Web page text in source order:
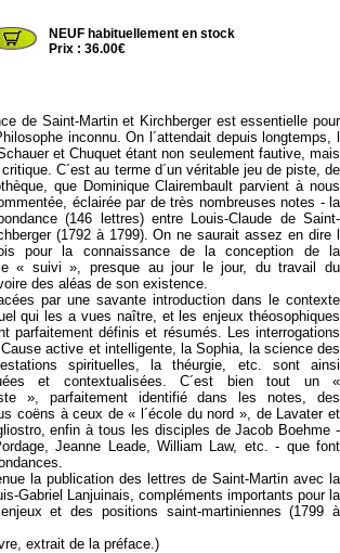
NEUF habituellement en stock
Prix : 36.00€
de Saint-Martin et Kirchberger est essentielle pour
inconnu. On l´attendait depuis longtemps, l
et Chuquet étant non seulement fautive, mais
C´est au terme d´un véritable jeu de piste, de
que Dominique Clairembault parvient à nous
éclairée par de très nombreuses notes - la
(146 lettres) entre Louis-Claude de Saint-
(1792 à 1799). On ne saurait assez en dire l
pour la connaissance de la conception de la
« suivi », presque au jour le jour, du travail du
des aléas de son existence.
par une savante introduction dans le contexte
qui les a vues naître, et les enjeux théosophiques
parfaitement définis et résumés. Les interrogations
active et intelligente, la Sophia, la science des
spirituelles, la théurgie, etc. sont ainsi
et contextualisées. C´est bien tout un «
», parfaitement identifié dans les notes, des
coëns à ceux de « l´école du nord », de Lavater et
enfin à tous les disciples de Jacob Boehme -
Jeanne Leade, William Law, etc. - que font
la publication des lettres de Saint-Martin avec la
Gabriel Lanjuinais, compléments importants pour la
et des positions saint-martiniennes (1799 à
extrait de la préface.)